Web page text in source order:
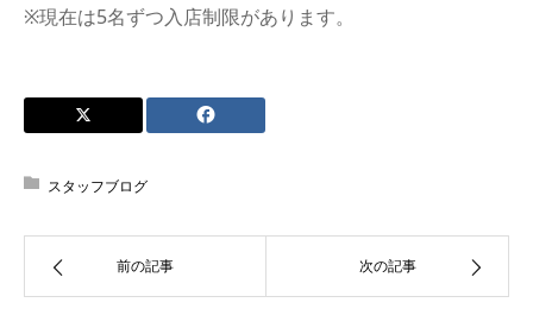
※現在は5名ずつ入店制限があります。
スタッフブログ
前の記事 次の記事